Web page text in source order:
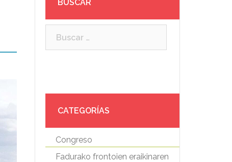
BUSCAR
CATEGORÍAS
Congreso
Fadurako frontoien eraikinaren